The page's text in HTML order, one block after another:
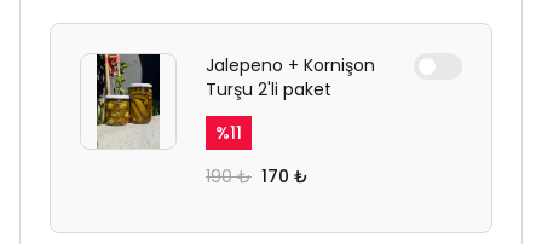
Jalepeno + Kornişon
Turşu 2'li paket
%11
190 ₺ 170 ₺